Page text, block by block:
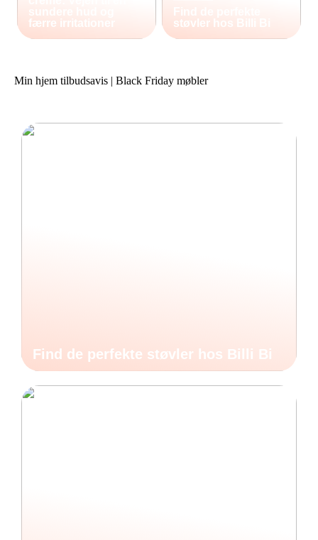
sundere hud og
færre irritationer
Find de perfekte
støvler hos Billi Bi
Min hjem tilbudsavis | Black Friday møbler
Find de perfekte støvler hos Billi Bi